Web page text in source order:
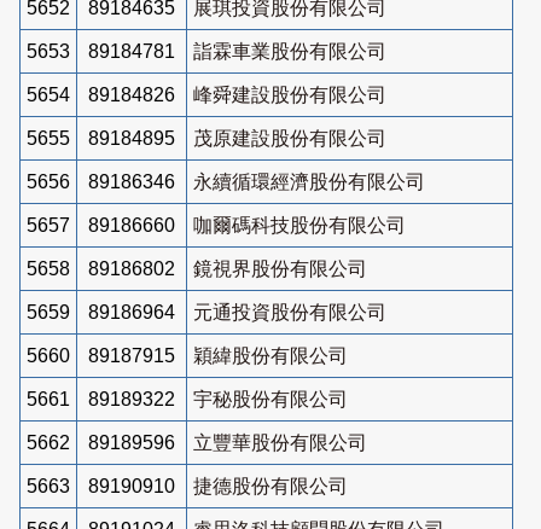
5652 89184635 展琪投資股份有限公司
5653 89184781 詣霖車業股份有限公司
5654 89184826 峰舜建設股份有限公司
5655 89184895 茂原建設股份有限公司
5656 89186346 永續循環經濟股份有限公司
5657 89186660 咖爾碼科技股份有限公司
5658 89186802 鏡視界股份有限公司
5659 89186964 元通投資股份有限公司
5660 89187915 穎緯股份有限公司
5661 89189322 宇秘股份有限公司
5662 89189596 立豐華股份有限公司
5663 89190910 捷德股份有限公司